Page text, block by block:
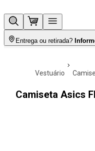
Entrega ou retirada?
vestuário
Camiseta Asics